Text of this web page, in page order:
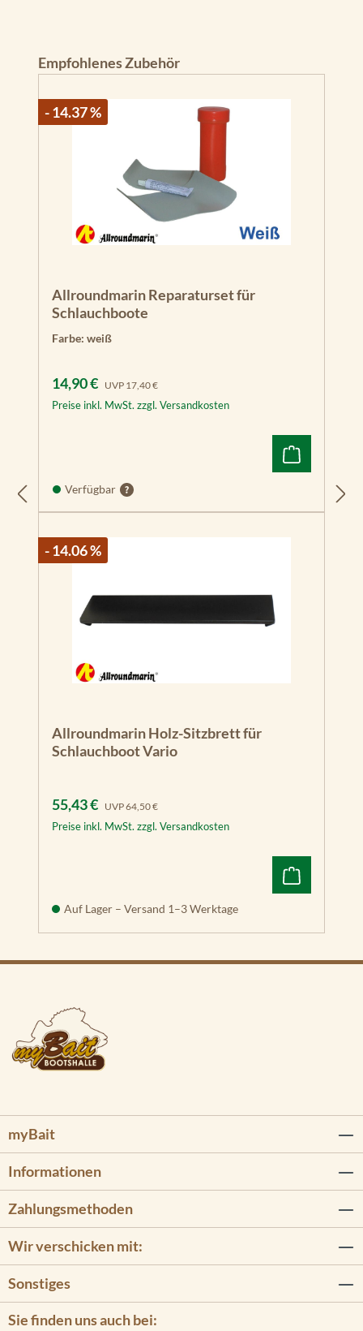
Produktgalerie überspringen
Empfohlenes Zubehör
- 14.37 %
Allroundmarin Reparaturset für
Schlauchboote
Farbe: weiß
Verkaufspreis:
14,90 € UVP Regulärer Preis:
17,40 €
Preise inkl. MwSt. zzgl. Versandkosten
Verfügbar
- 14.06 %
Allroundmarin Holz-Sitzbrett für
Schlauchboot Vario
Verkaufspreis:
55,43 € UVP Regulärer Preis:
64,50 €
Preise inkl. MwSt. zzgl. Versandkosten
Auf Lager – Versand 1–3 Werktage
myBait
Informationen
Sie finden uns auch bei:
Zahlungsmethoden
Wir verschicken mit:
Sonstiges